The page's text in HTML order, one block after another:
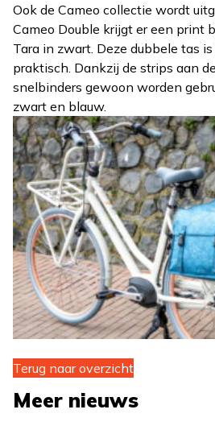
Ook de Cameo collectie wordt
Cameo Double krijgt er een print
Tara in zwart. Deze dubbele tas
praktisch. Dankzij de strips aan
snelbinders gewoon worden
zwart en blauw.
Terug naar overzicht
Meer nieuws